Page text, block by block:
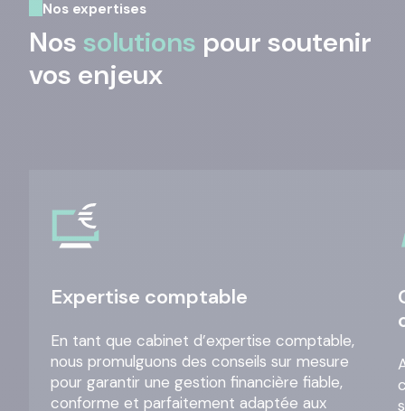
Nos expertises
Nos solutions pour soutenir
vos enjeux
Expertise comptable
En tant que cabinet d’expertise comptable,
nous promulguons des conseils sur mesure
pour garantir une gestion financière fiable,
conforme et parfaitement adaptée aux